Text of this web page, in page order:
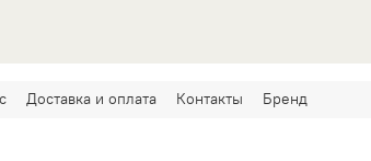
Доставка и оплата Контакты Бренд